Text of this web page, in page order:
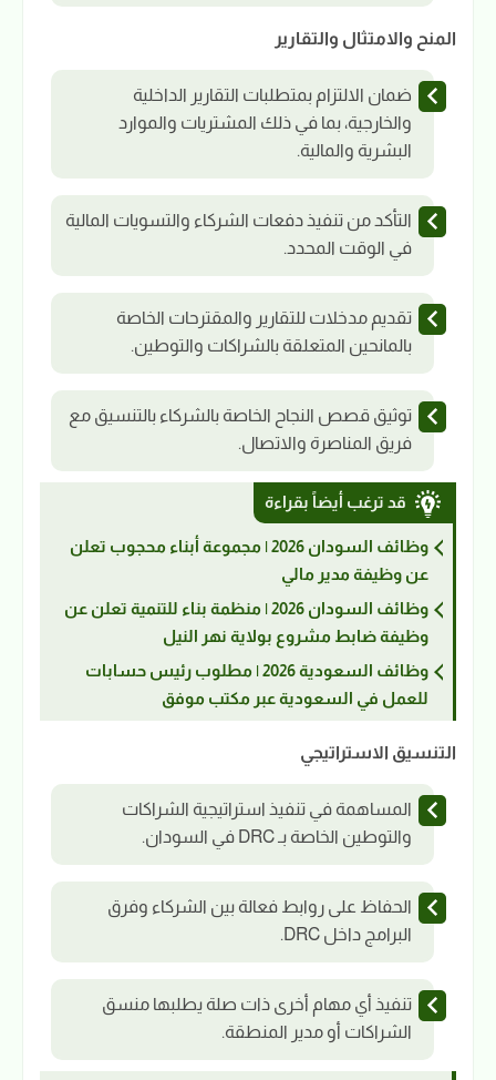
المنح والامتثال والتقارير
ضمان الالتزام بمتطلبات التقارير الداخلية
والخارجية، بما في ذلك المشتريات والموارد
البشرية والمالية.
التأكد من تنفيذ دفعات الشركاء والتسويات المالية
في الوقت المحدد.
تقديم مدخلات للتقارير والمقترحات الخاصة
بالمانحين المتعلقة بالشراكات والتوطين.
توثيق قصص النجاح الخاصة بالشركاء بالتنسيق مع
فريق المناصرة والاتصال.
قد ترغب أيضاً بقراءة
وظائف السودان 2026 | مجموعة أبناء محجوب تعلن
عن وظيفة مدير مالي
وظائف السودان 2026 | منظمة بناء للتنمية تعلن عن
وظيفة ضابط مشروع بولاية نهر النيل
وظائف السعودية 2026 | مطلوب رئيس حسابات
للعمل في السعودية عبر مكتب موفق
التنسيق الاستراتيجي
المساهمة في تنفيذ استراتيجية الشراكات
والتوطين الخاصة بـ DRC في السودان.
الحفاظ على روابط فعالة بين الشركاء وفرق
البرامج داخل DRC.
تنفيذ أي مهام أخرى ذات صلة يطلبها منسق
الشراكات أو مدير المنطقة.